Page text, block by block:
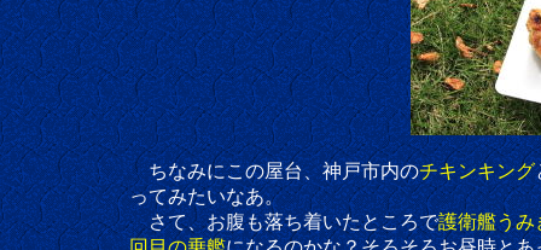
ちなみにこの屋台、神戸市内のチキンキング
ってみたいなあ。
さて、お腹も落ち着いたところで護衛艦うみ